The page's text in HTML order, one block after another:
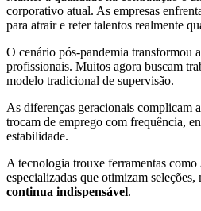
corporativo atual. As empresas
para atrair e reter talentos realmente
O cenário pós-pandemia transformou
profissionais. Muitos agora buscam
modelo tradicional de supervisão.
As diferenças geracionais complicam
trocam de emprego com frequência,
estabilidade.
A tecnologia trouxe ferramentas
especializadas que otimizam seleções,
continua indispensável.